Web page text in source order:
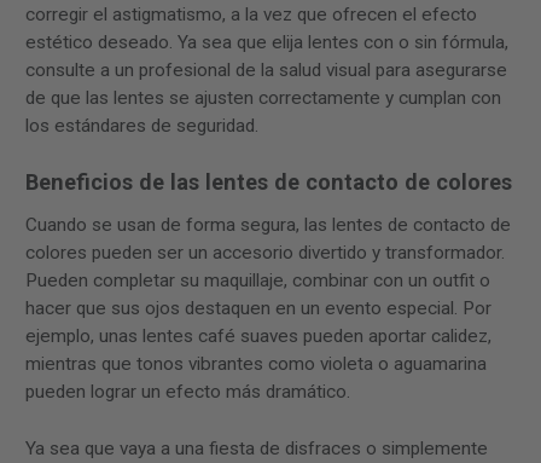
corregir el astigmatismo, a la vez que ofrecen el efecto
estético deseado. Ya sea que elija lentes con o sin fórmula,
consulte a un profesional de la salud visual para asegurarse
de que las lentes se ajusten correctamente y cumplan con
los estándares de seguridad.
Beneficios de las lentes de contacto de colores
Cuando se usan de forma segura, las lentes de contacto de
colores pueden ser un accesorio divertido y transformador.
Pueden completar su maquillaje, combinar con un outfit o
hacer que sus ojos destaquen en un evento especial. Por
ejemplo, unas lentes café suaves pueden aportar calidez,
mientras que tonos vibrantes como violeta o aguamarina
pueden lograr un efecto más dramático.
Ya sea que vaya a una fiesta de disfraces o simplemente